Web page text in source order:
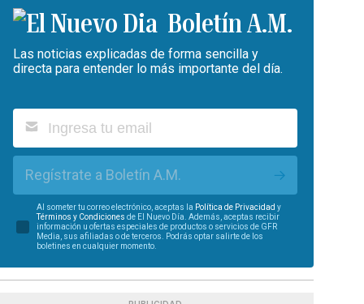
Boletín A.M.
Las noticias explicadas de forma sencilla y
directa para entender lo más importante del día.
Regístrate a Boletín A.M.
Al someter tu correo electrónico, aceptas la Política de Privacidad y
Términos y Condiciones de El Nuevo Día. Además, aceptas recibir
información u ofertas especiales de productos o servicios de GFR
Media, sus afiliadas o de terceros. Podrás optar salirte de los
boletines en cualquier momento.